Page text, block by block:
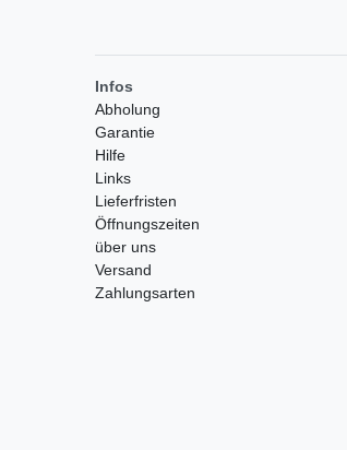
Infos
Abholung
Garantie
Hilfe
Links
Lieferfristen
Öffnungszeiten
über uns
Versand
Zahlungsarten